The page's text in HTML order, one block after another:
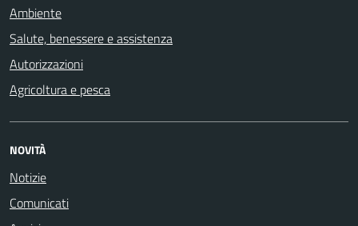
Ambiente
Salute, benessere e assistenza
Autorizzazioni
Agricoltura e pesca
NOVITÀ
Notizie
Comunicati